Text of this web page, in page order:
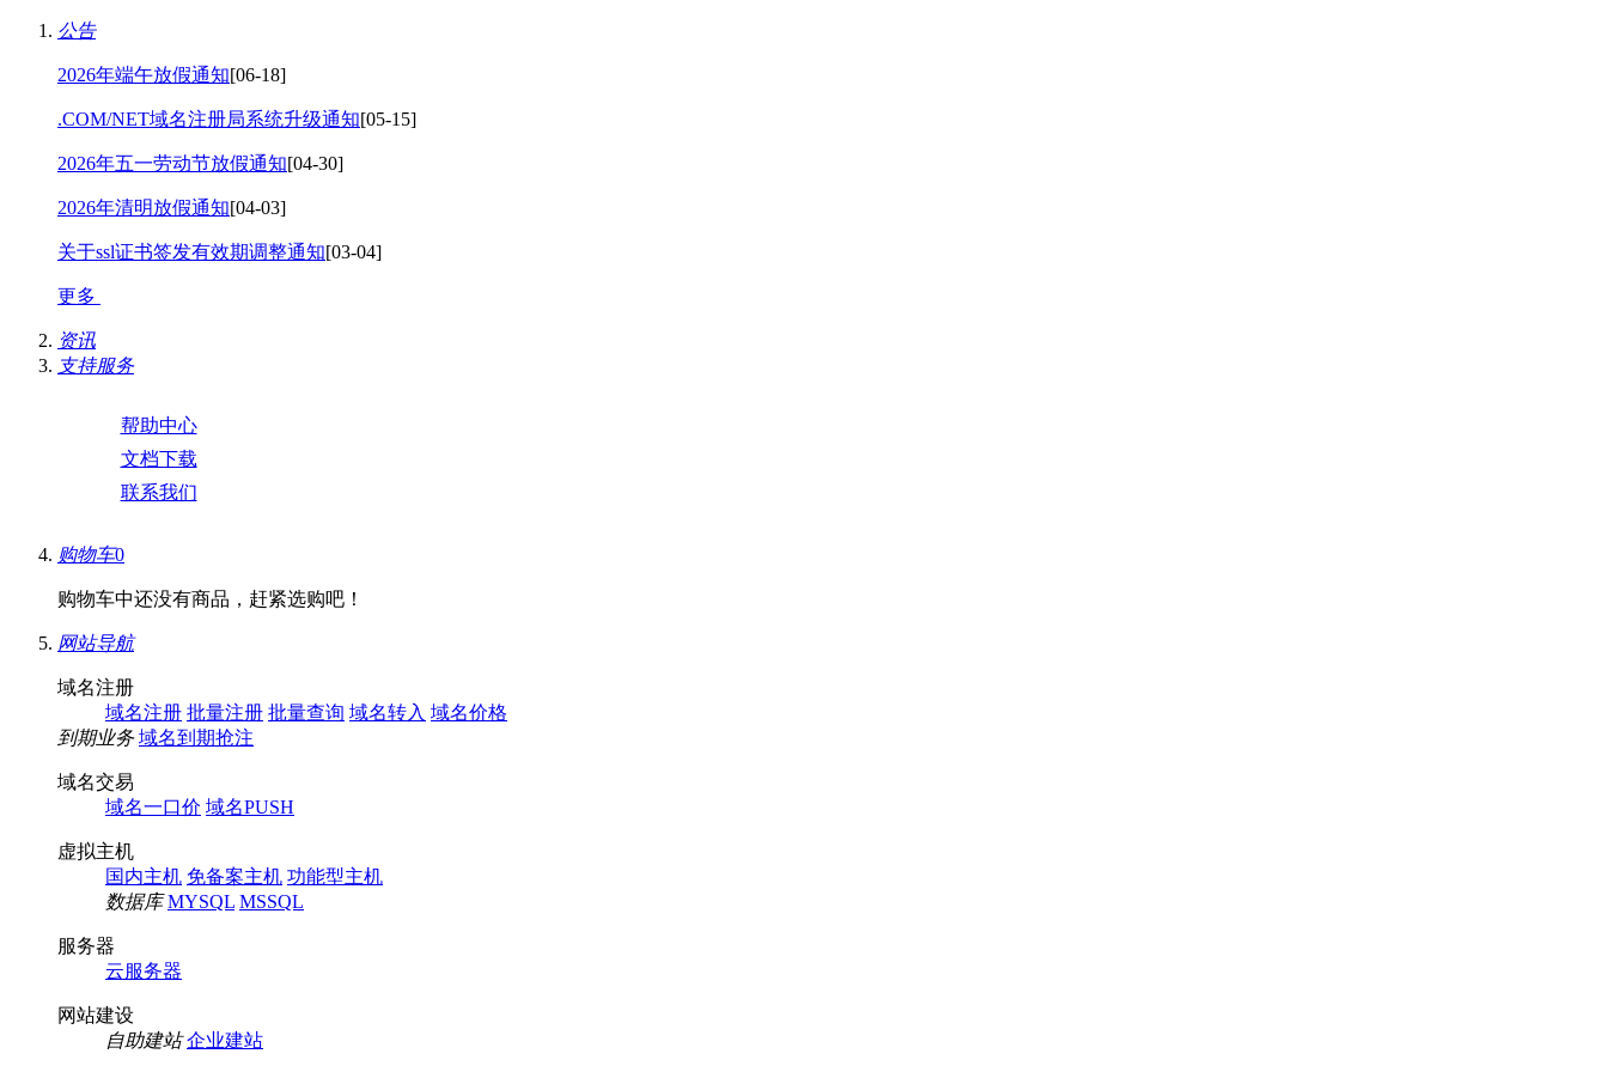
公告
2026年端午放假通知[06-18]
.COM/NET域名注册局系统升级通知[05-15]
2026年五一劳动节放假通知[04-30]
2026年清明放假通知[04-03]
关于ssl证书签发有效期调整通知[03-04]
更多
资讯
支持服务
帮助中心
文档下载
联系我们
购物车0
购物车中还没有商品，赶紧选购吧！
网站导航
域名注册
域名注册 批量注册 批量查询 域名转入 域名价格
到期业务 域名到期抢注
域名交易
域名一口价 域名PUSH
虚拟主机
国内主机 免备案主机 功能型主机
数据库 MYSQL MSSQL
服务器
云服务器
网站建设
自助建站 企业建站